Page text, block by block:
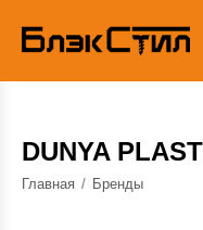
DUNYA
Главная / Бренды